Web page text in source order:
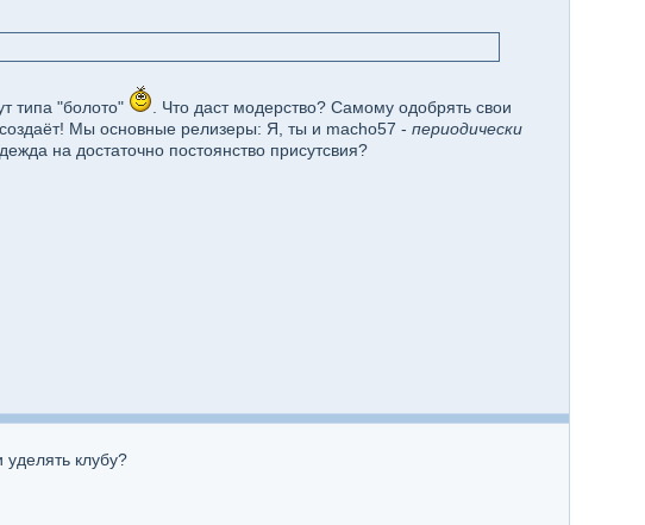
типа "болото"
. Что даст модерство? Самому одобрять свои
создаёт! Мы основные релизеры: Я, ты и macho57 - периодически
на достаточно постоянство присутсвия?
клубу?